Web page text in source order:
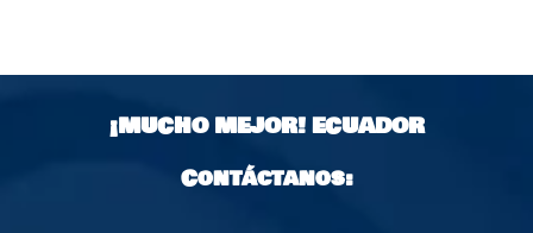
¡MUCHO MEJOR!ECUADOR
Contáctanos: